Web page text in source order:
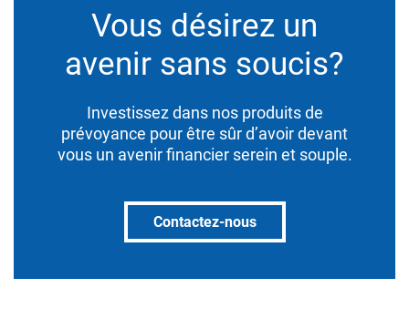
Vous désirez un
avenir sans soucis?
Investissez dans nos produits de
prévoyance pour être sûr d’avoir devant
vous un avenir financier serein et souple.
Contactez-nous